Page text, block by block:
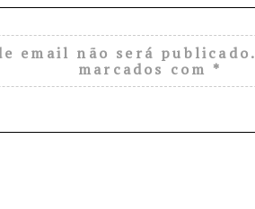
email não será publicado.
marcados com *